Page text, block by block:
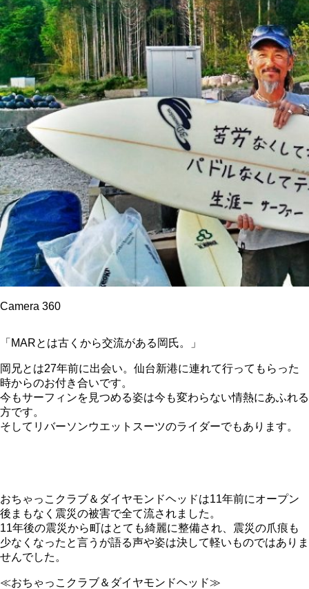
Camera 360
「MARとは古くから交流がある岡氏。」
岡兄とは27年前に出会い。仙台新港に連れて行ってもらった
時からのお付き合いです。
今もサーフィンを見つめる姿は今も変わらない情熱にあふれる
方です。
そしてリバーソンウエットスーツのライダーでもあります。
おちゃっこクラブ＆ダイヤモンドヘッドは11年前にオープン
後まもなく震災の被害で全て流されました。
11年後の震災から町はとても綺麗に整備され、震災の爪痕も
少なくなったと言うが語る声や姿は決して軽いものではありま
せんでした。
≪おちゃっこクラブ＆ダイヤモンドヘッド≫